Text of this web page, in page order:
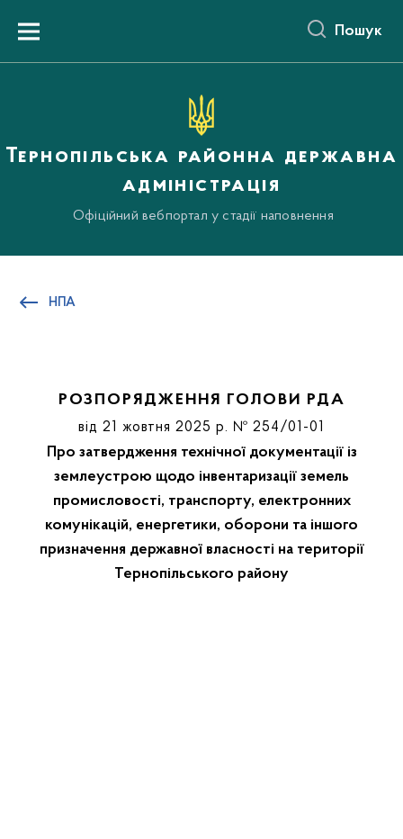
вмістуMenu Пошук
Тернопільська районна державна
адміністрація
Офіційний вебпортал у стадії наповнення
НПА
РОЗПОРЯДЖЕННЯ ГОЛОВИ РДА
від 21 жовтня 2025 р. № 254/01-01
Про затвердження технічної документації із
землеустрою щодо інвентаризації земель
промисловості, транспорту, електронних
комунікацій, енергетики, оборони та іншого
призначення державної власності на території
Тернопільського району